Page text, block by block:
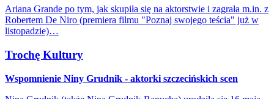
Ariana Grande po tym, jak skupiła się na aktorstwie i zagrała m.in. z
Robertem De Niro (premiera filmu "Poznaj swojego teścia" już w
listopadzie)…
Trochę Kultury
Wspomnienie Niny Grudnik - aktorki szczecińskich scen